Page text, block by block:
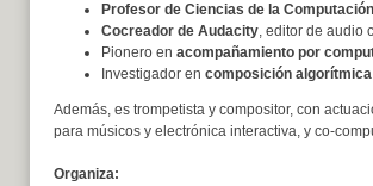
Profesor de Ciencias de la
Cocreador de Audacity, editor de audio
Pionero en acompañamiento por
Investigador en composición algorítmica
Además, es trompetista y compositor, con
para músicos y electrónica interactiva, y co-
Organiza: